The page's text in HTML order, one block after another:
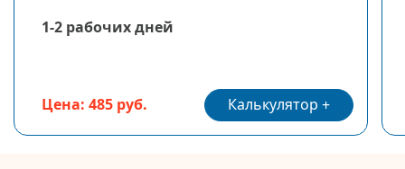
1-2 рабочих дней
Цена: 485 руб. Калькулятор